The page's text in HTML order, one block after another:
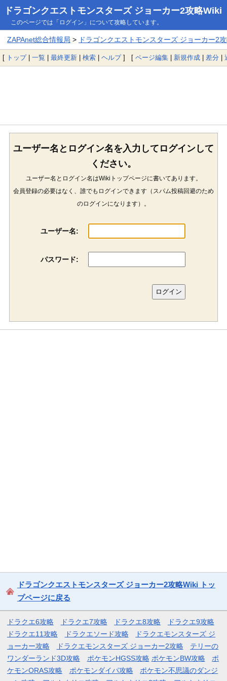
ドラゴンクエストモンスターズ ジョーカー2攻略Wiki
このページでは「ログイン」について攻略しています。
ZAPAnet総合情報局 > ドラゴンクエストモンスターズ ジョーカー2
[ トップ| 一覧 | 最終更新 | 検索 | ヘルプ] [ ページ編集 | 新規作成 | 差分 |
ユーザー名とログイン名を入力してログインして
ください。
ユーザー名とログイン名はWikiトップページに書いてあります。
会員登録の必要はなく、誰でもログインできます（スパム投稿回避のため
のログインになります）。
ユーザー名:
パスワード:
ドラゴンクエストモンスターズ ジョーカー2攻略Wiki トッ
プページに戻る
ドラクエ6攻略 ドラクエ7攻略 ドラクエ8攻略
ドラクエ9攻略
ドラクエ11攻略
ドラクエソード攻略
ドラクエモンスターズ ジ
ョーカー攻略
ドラクエモンスターズ ジョーカー2攻略
テリーの
ワンダーランド3D攻略
ポケモンHGSS攻略 ポケモンBW攻略
ポ
ケモンORAS攻略
ポケモンダイパ攻略
ポケモン不思議のダンジ